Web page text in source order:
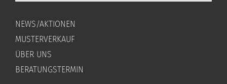
NEWS/AKTIONEN
MUSTERVERKAUF
ÜBER UNS
BERATUNGSTERMIN